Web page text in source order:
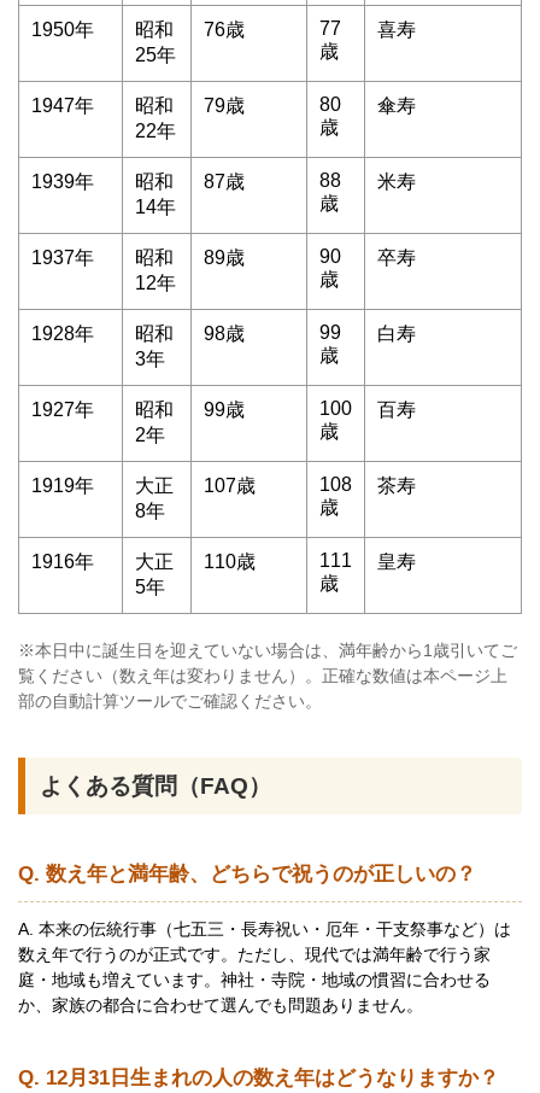
1950年
昭和
25年
76歳
77
歳
喜寿
1947年
昭和
22年
79歳
80
歳
傘寿
1939年
昭和
14年
87歳
88
歳
米寿
1937年
昭和
12年
89歳
90
歳
卒寿
1928年
昭和
3年
98歳
99
歳
白寿
1927年
昭和
2年
99歳
100
歳
百寿
1919年
大正
8年
107歳
108
歳
茶寿
1916年
大正
5年
110歳
111
歳
皇寿
※本日中に誕生日を迎えていない場合は、満年齢から1歳引いてご
覧ください（数え年は変わりません）。正確な数値は本ページ上
部の自動計算ツールでご確認ください。
よくある質問（FAQ）
Q. 数え年と満年齢、どちらで祝うのが正しいの？
A. 本来の伝統行事（七五三・長寿祝い・厄年・干支祭事など）は
数え年で行うのが正式です。ただし、現代では満年齢で行う家
庭・地域も増えています。神社・寺院・地域の慣習に合わせる
か、家族の都合に合わせて選んでも問題ありません。
Q. 12月31日生まれの人の数え年はどうなりますか？